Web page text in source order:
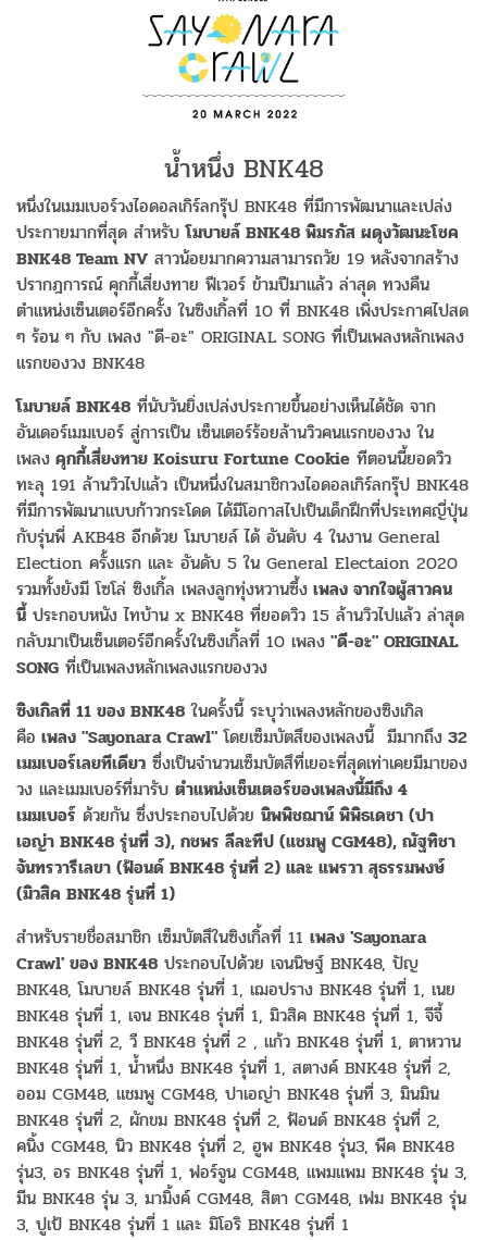
น้ำหนึ่ง BNK48
หนึ่งในเมมเบอร์วงไอดอลเกิร์ลกรุ๊ป BNK48 ที่มีการพัฒนาและเปล่ง
ประกายมากที่สุด สำหรับโมบายล์ BNK48 พิมรภัส ผดุงวัฒนะโชค
BNK48 Team NV สาวน้อยมากความสามารถวัย 19 หลังจากสร้าง
ปรากฎการณ์ คุกกี้เสี่ยงทาย ฟีเวอร์ ข้ามปีมาแล้ว ล่าสุด ทวงคืน
ตำแหน่งเซ็นเตอร์อีกครั้ง ในซิงเกิ้ลที่ 10 ที่ BNK48 เพิ่งประกาศไปสด
ๆ ร้อน ๆ กับ เพลง "ดี-อะ" ORIGINAL SONG ที่เป็นเพลงหลักเพลง
แรกของวง BNK48
โมบายล์ BNK48 ที่นับวันยิ่งเปล่งประกายขึ้นอย่างเห็นได้ชัด จาก
อันเดอร์เมมเบอร์ สู่การเป็น เซ็นเตอร์ร้อยล้านวิวคนแรกของวง ใน
เพลง คุกกี้เสี่ยงทาย Koisuru Fortune Cookie ทีตอนนี้ยอดวิว
ทะลุ 191 ล้านวิวไปแล้ว เป็นหนึ่งในสมาชิกวงไอดอลเกิร์ลกรุ๊ป BNK48
ที่มีการพัฒนาแบบก้าวกระโดด ได้มีโอกาสไปเป็นเด็กฝึกที่ประเทศญี่ปุ่น
กับรุ่นพี่ AKB48 อีกด้วย โมบายล์ ได้ อันดับ 4 ในงาน General
Election ครั้งแรก และ อันดับ 5 ใน General Electaion 2020
รวมทั้งยังมี โซโล่ ซิงเกิ้ล เพลงลูกทุ่งหวานซึ้ง เพลง จากใจผู้สาวคน
นี้ ประกอบหนัง ไทบ้าน x BNK48 ที่ยอดวิว 15 ล้านวิวไปแล้ว ล่าสุด
กลับมาเป็นเซ็นเตอร์อีกครั้งในซิงเกิ้ลที่ 10 เพลง "ดี-อะ" ORIGINAL
SONG ที่เป็นเพลงหลักเพลงแรกของวง
ซิงเกิลที่ 11 ของ BNK48 ในครั้งนี้ ระบุว่าเพลงหลักของซิงเกิล
คือ เพลง "Sayonara Crawl" โดยเซ็มบัตสึของเพลงนี้ มีมากถึง 32
เมมเบอร์เลยทีเดียว ซึ่งเป็นจำนวนเซ็มบัตสึที่เยอะที่สุดเท่าเคยมีมาของ
วง และเมมเบอร์ที่มารับ ตำแหน่งเซ็นเตอร์ของเพลงนี้มีถึง 4
เมมเบอร์ ด้วยกัน ซึ่งประกอบไปด้วย นิพพิชฌาน์ พิพิธเดชา (ปา
เอญ่า BNK48 รุ่นที่ 3), กชพร ลีละทีป (แชมพู CGM48), ณัฐทิชา
จันทรวารีเลขา (ฟ้อนด์ BNK48 รุ่นที่ 2) และ แพรวา สุธรรมพงษ์
(มิวสิค BNK48 รุ่นที่ 1)
สำหรับรายชื่อสมาชิก เซ็มบัตสึในซิงเกิ้ลที่ 11 เพลง 'Sayonara
Crawl' ของ BNK48 ประกอบไปด้วย เจนนิษฐ์ BNK48, ปัญ
BNK48, โมบายล์ BNK48 รุ่นที่ 1, เฌอปราง BNK48 รุ่นที่ 1, เนย
BNK48 รุ่นที่ 1, เจน BNK48 รุ่นที่ 1, มิวสิค BNK48 รุ่นที่ 1, จีจี้
BNK48 รุ่นที่ 2, วี BNK48 รุ่นที่ 2 , แก้ว BNK48 รุ่นที่ 1, ตาหวาน
BNK48 รุ่นที่ 1, น้ำหนึ่ง BNK48 รุ่นที่ 1, สตางค์ BNK48 รุ่นที่ 2,
ออม CGM48, แชมพู CGM48, ปาเอญ่า BNK48 รุ่นที่ 3, มินมิน
BNK48 รุ่นที่ 2, ผักขม BNK48 รุ่นที่ 2, ฟ้อนด์ BNK48 รุ่นที่ 2,
คนิ้ง CGM48, นิว BNK48 รุ่นที่ 2, ฮูพ BNK48 รุ่น3, พีค BNK48
รุ่น3, อร BNK48 รุ่นที่ 1, ฟอร์จูน CGM48, แพมแพม BNK48 รุ่น 3,
มีน BNK48 รุ่น 3, มามิ้งค์ CGM48, สิตา CGM48, เฟม BNK48 รุ่น
3, ปูเป้ BNK48 รุ่นที่ 1 และ มิโอริ BNK48 รุ่นที่ 1